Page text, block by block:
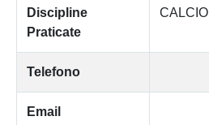
Discipline
Praticate
CALCIO
Telefono
Email